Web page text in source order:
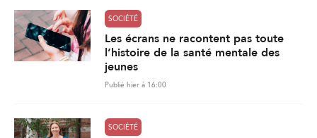
SOCIÉTÉ
Les écrans ne racontent pas toute
l’histoire de la santé mentale des
jeunes
Publié hier à 16:00
SOCIÉTÉ